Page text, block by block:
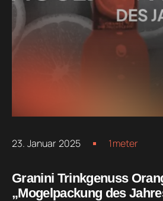
23. Januar 2025 1meter
Granini Trinkgenuss
„Mogelpackung des